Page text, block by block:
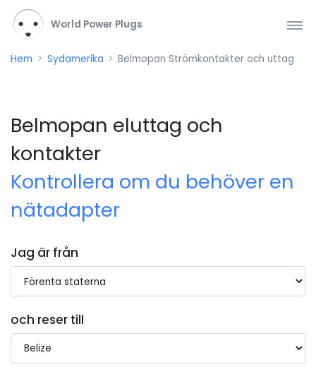
World Power Plugs
Hem Sydamerika Belmopan Strömkontakter och uttag
Belmopan eluttag och
kontakter
Kontrollera om du behöver en
nätadapter
Jag är från
och reser till